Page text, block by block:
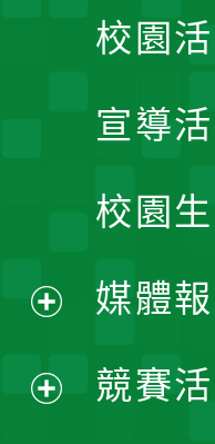
校園
宣導
校園
媒體
競賽
開